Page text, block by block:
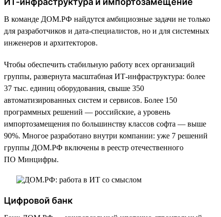
В команде ДОМ.РФ найдутся амбициозные задачи не только
для разработчиков и дата-специалистов, но и для системных
инженеров и архитекторов.
Чтобы обеспечить стабильную работу всех организаций
группы, развернута масштабная ИТ-инфраструктура: более
37 тыс. единиц оборудования, свыше 350
автоматизированных систем и сервисов. Более 150
программных решений — российские, а уровень
импортозамещения по большинству классов софта — выше
90%. Многое разработано внутри компании: уже 7 решений
группы ДОМ.РФ включены в реестр отечественного
ПО Минцифры.
Цифровой банк